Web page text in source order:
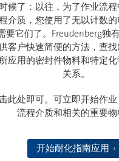
候了：以往，为了作业流
介质，您使用了无以计数
要它们了。Freudenberg独
客户快速简便的方法，查
应用的密封件物料和特定
关系。
此处即可。可立即开始作
流程介质和相关的重要物
开始耐化指南应用